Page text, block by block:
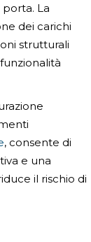
La
dei carichi
strutturali
, consente di
e una
il rischio di